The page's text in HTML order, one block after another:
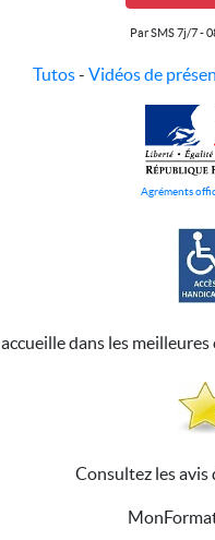
Par SMS 7j/7 -
Tutos- Vidéos de
Agréments
dans les
Consultez les avis